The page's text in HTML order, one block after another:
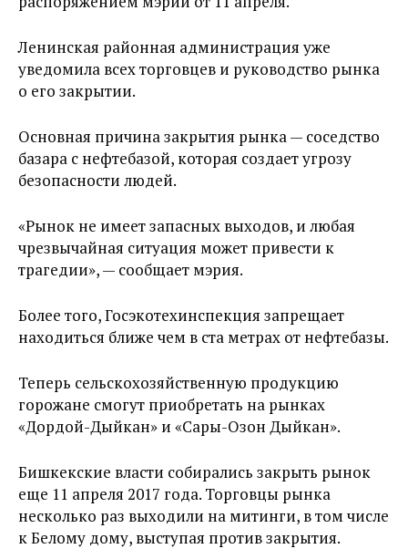
Ленинская районная администрация уже
уведомила всех торговцев и руководство рынка
о его закрытии.
Основная причина закрытия рынка — соседство
базара с нефтебазой, которая создает угрозу
безопасности людей.
«Рынок не имеет запасных выходов, и любая
чрезвычайная ситуация может привести к
трагедии», — сообщает мэрия.
Более того, Госэкотехинспекция запрещает
находиться ближе чем в ста метрах от нефтебазы.
Теперь сельскохозяйственную продукцию
горожане смогут приобретать на рынках
«Дордой-Дыйкан» и «Сары-Озон Дыйкан».
Бишкекские власти собирались закрыть рынок
еще 11 апреля 2017 года. Торговцы рынка
несколько раз выходили на митинги, в том числе
к Белому дому, выступая против закрытия.